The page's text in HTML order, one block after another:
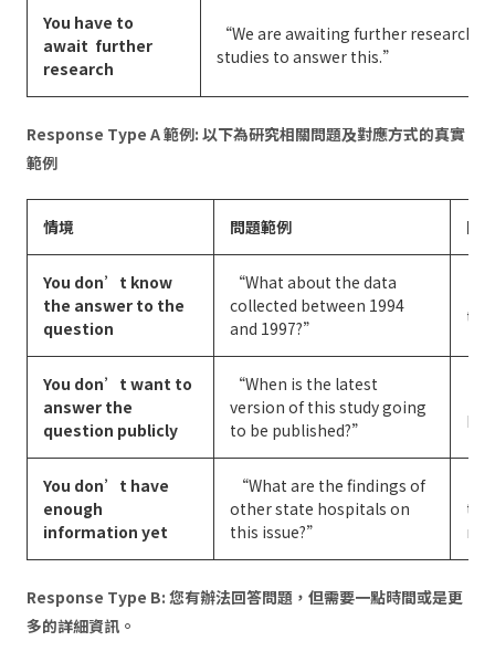
You have to
await further
research
“We are awaiting further research
studies to answer this.”
Response Type A 範例: 以下為研究相關問題及對應方式的真實
範例
情境 問題範例 回
You don’t know
the answer to the
question
“What about the data
collected between 1994
and 1997?”
You don’t want to
answer the
question publicly
“When is the latest
version of this study going
to be published?”
You don’t have
enough
information yet
“What are the findings of
other state hospitals on
this issue?”
Response Type B: 您有辦法回答問題，但需要一點時間或是更
多的詳細資訊。